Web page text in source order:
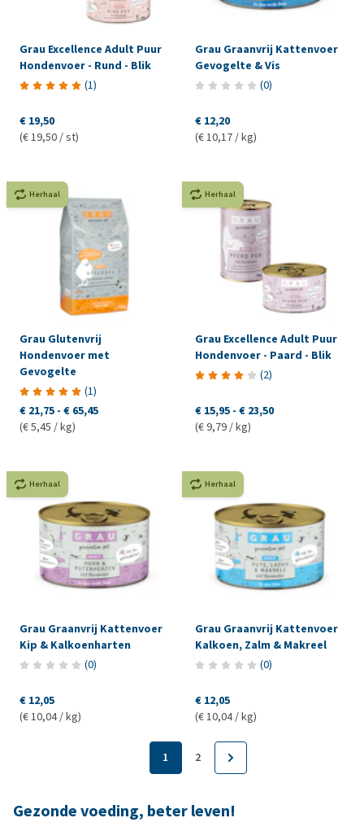
Grau Excellence Adult Puur
Hondenvoer - Rund - Blik
(1)
€ 19,50
(€ 19,50 / st)
Grau Graanvrij Kattenvoer
Gevogelte & Vis
(0)
€ 12,20
(€ 10,17 / kg)
Herhaal
Grau Glutenvrij
Hondenvoer met
Gevogelte
(1)
€ 21,75 - € 65,45
(€ 5,45 / kg)
Herhaal
Grau Excellence Adult Puur
Hondenvoer - Paard - Blik
(2)
€ 15,95 - € 23,50
(€ 9,79 / kg)
Herhaal
Grau Graanvrij Kattenvoer
Kip & Kalkoenharten
(0)
€ 12,05
(€ 10,04 / kg)
Herhaal
Grau Graanvrij Kattenvoer
Kalkoen, Zalm & Makreel
(0)
€ 12,05
(€ 10,04 / kg)
1 2
Gezonde voeding, beter leven!